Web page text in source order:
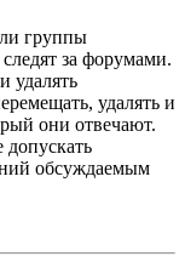
группы
за форумами.
удалять
удалять и
они отвечают.
обсуждаемым